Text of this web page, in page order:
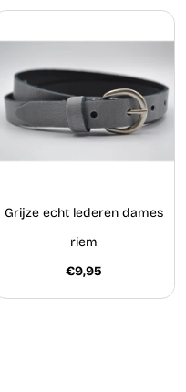
Grijze echt lederen dames
riem
€9,95